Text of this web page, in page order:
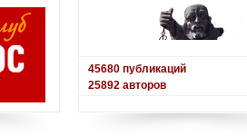
45680 публикаций
25892 авторов